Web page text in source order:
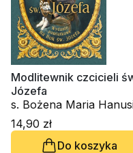
Modlitewnik czcicieli
Józefa
s. Bożena Maria
14,90 zł
Do koszyka